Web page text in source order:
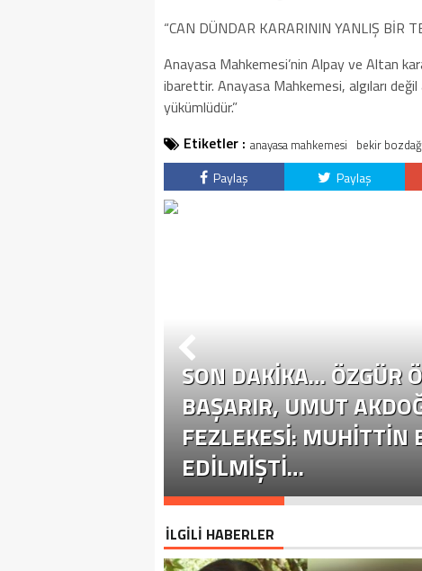
“CAN DÜNDAR KARARININ YANLIŞ BİR
Anayasa Mahkemesi’nin Alpay ve Altan
ibarettir. Anayasa Mahkemesi, algıları
yükümlüdür.”
Etiketler : anayasa mahkemesi bekir bozdağ
Paylaş Paylaş
SON DAKİKA… ÖZGÜR
BAŞARIR, UMUT
FEZLEKESI: MUHITTIN
EDILMIŞTI…
İLGİLİ HABERLER